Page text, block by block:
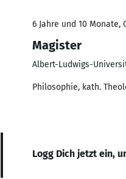
6 Jahre und 10 Monate,
Magister
Albert-Ludwigs-
Philosophie, kath.
Logg Dich jetzt ein,